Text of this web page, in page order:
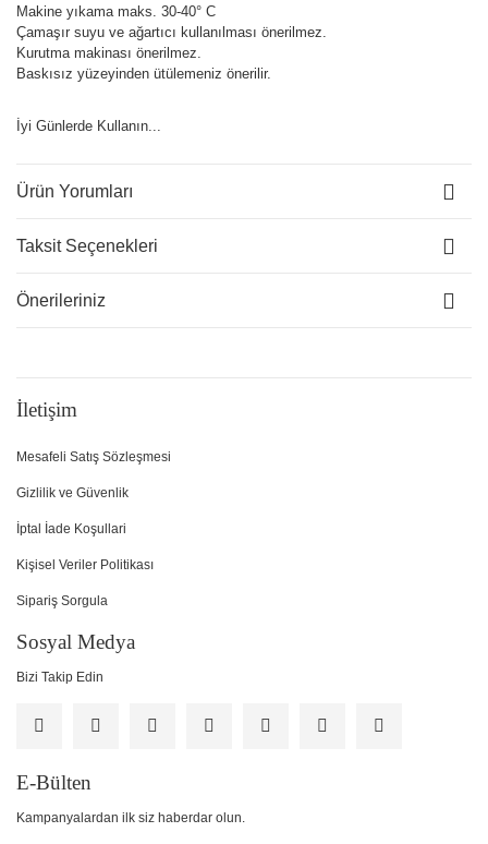
Makine yıkama maks. 30-40° C
Çamaşır suyu ve ağartıcı kullanılması önerilmez.
Kurutma makinası önerilmez.
Baskısız yüzeyinden ütülemeniz önerilir.
İyi Günlerde Kullanın...
Ürün Yorumları
Taksit Seçenekleri
Önerileriniz
İletişim
Mesafeli Satış Sözleşmesi
Gizlilik ve Güvenlik
İptal İade Koşullari
Kişisel Veriler Politikası
Sipariş Sorgula
Sosyal Medya
Bizi Takip Edin
E-Bülten
Kampanyalardan ilk siz haberdar olun.